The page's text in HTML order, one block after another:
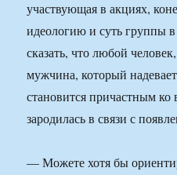
участвующая в акциях,
идеологию и суть группы
сказать, что любой
мужчина, который
становится причастным ко
зародилась в связи с
— Можете хотя бы